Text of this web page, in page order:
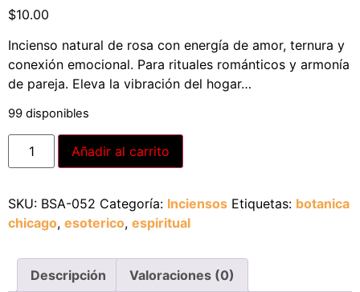
$10.00
Incienso natural de rosa con energía de amor, ternura y
conexión emocional. Para rituales románticos y armonía
de pareja. Eleva la vibración del hogar…
99 disponibles
Añadir al carrito
SKU: BSA-052 Categoría: Inciensos Etiquetas: botanica
chicago, esoterico, espiritual
Descripción Valoraciones (0)